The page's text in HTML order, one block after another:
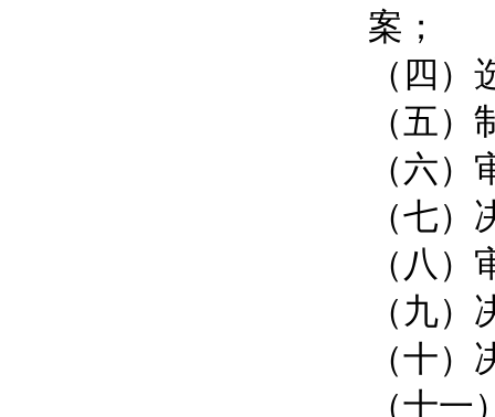
案；
（四
（五
（六
（七
（八
（九
（十
（十